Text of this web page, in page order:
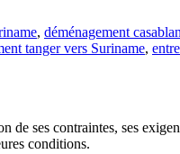
, déménagement
tanger vers Suriname,
ses contraintes, ses
conditions.